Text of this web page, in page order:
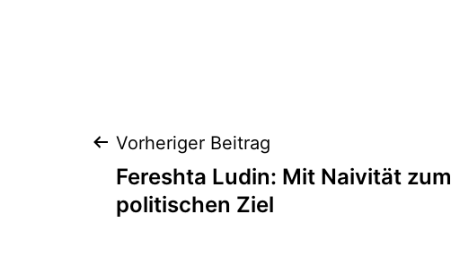
Beitragsnavigation
Vorheriger Beitrag
Fereshta Ludin: Mit Naivität zum
politischen Ziel